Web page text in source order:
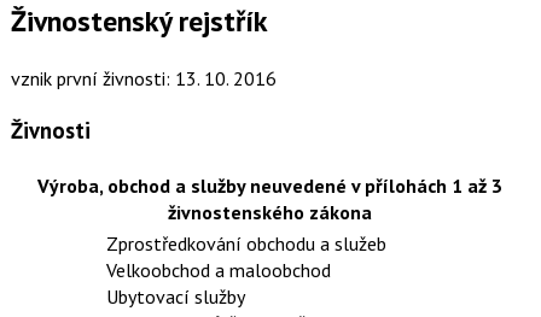
Živnostenský rejstřík
vznik první živnosti: 13. 10. 2016
Živnosti
Výroba, obchod a služby neuvedené v přílohách 1 až 3
živnostenského zákona
Zprostředkování obchodu a služeb
Velkoobchod a maloobchod
Ubytovací služby